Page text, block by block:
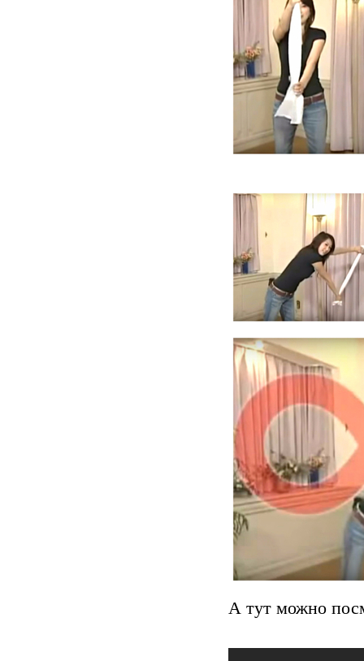
А тут можно